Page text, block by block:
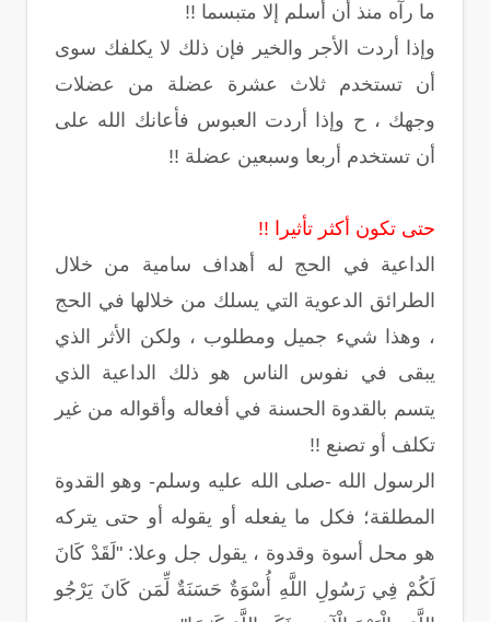
ما رآه منذ أن أسلم إلا متبسما !!
وإذا أردت الأجر والخير فإن ذلك لا يكلفك سوى
أن تستخدم ثلاث عشرة عضلة من عضلات
وجهك ، ح وإذا أردت العبوس فأعانك الله على
أن تستخدم أربعا وسبعين عضلة !!
حتى تكون أكثر تأثيرا !!
الداعية في الحج له أهداف سامية من خلال
الطرائق الدعوية التي يسلك من خلالها في الحج
، وهذا شيء جميل ومطلوب ، ولكن الأثر الذي
يبقى في نفوس الناس هو ذلك الداعية الذي
يتسم بالقدوة الحسنة في أفعاله وأقواله من غير
تكلف أو تصنع !!
الرسول الله -صلى الله عليه وسلم- وهو القدوة
المطلقة؛ فكل ما يفعله أو يقوله أو حتى يتركه
هو محل أسوة وقدوة ، يقول جل وعلا: "لَقَدْ كَانَ
لَكُمْ فِي رَسُولِ اللَّهِ أُسْوَةٌ حَسَنَةٌ لِّمَن كَانَ يَرْجُو